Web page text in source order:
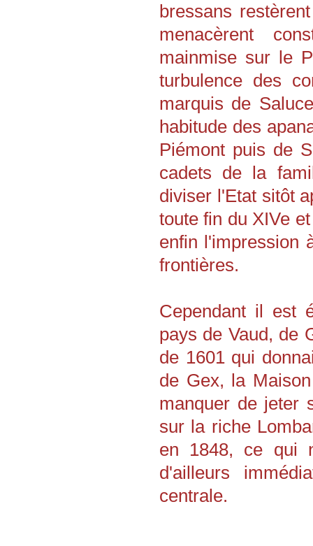
bressans
menacèrent
mainmise sur le
turbulence des
marquis de
habitude des
Piémont puis de
cadets de la
diviser l'Etat sitôt
toute fin du XIVe
enfin l'impression
frontières.
Cependant il est
pays de Vaud, de
de 1601 qui
de Gex, la
manquer de jeter
sur la riche
en 1848, ce qui
d'ailleurs
centrale.